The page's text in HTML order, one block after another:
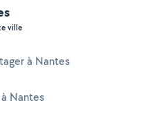
ville
à Nantes
Nantes